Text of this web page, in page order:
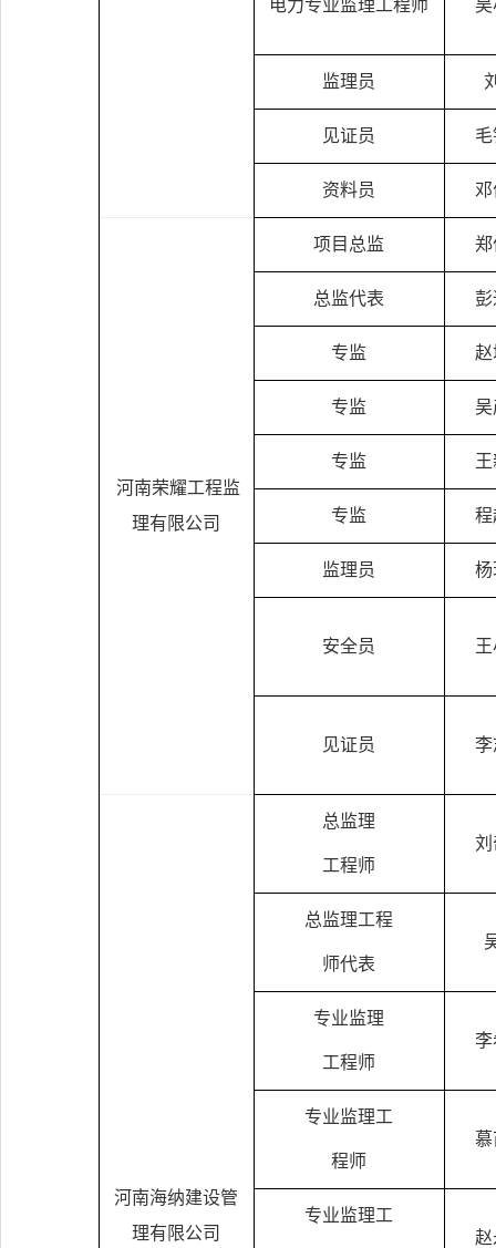
电力专业监理工程师 吴
监理员
见证员
资料员
河南荣耀工程监
理有限公司
项目总监 郑
总监代表 彭
专监 赵
专监 吴
专监
专监 程
监理员 杨
安全员
见证员 李
河南海纳建设管
理有限公司
总监理
工程师
刘
总监理工程
师代表
专业监理
工程师
李
专业监理工
程师
慕
专业监理工
赵